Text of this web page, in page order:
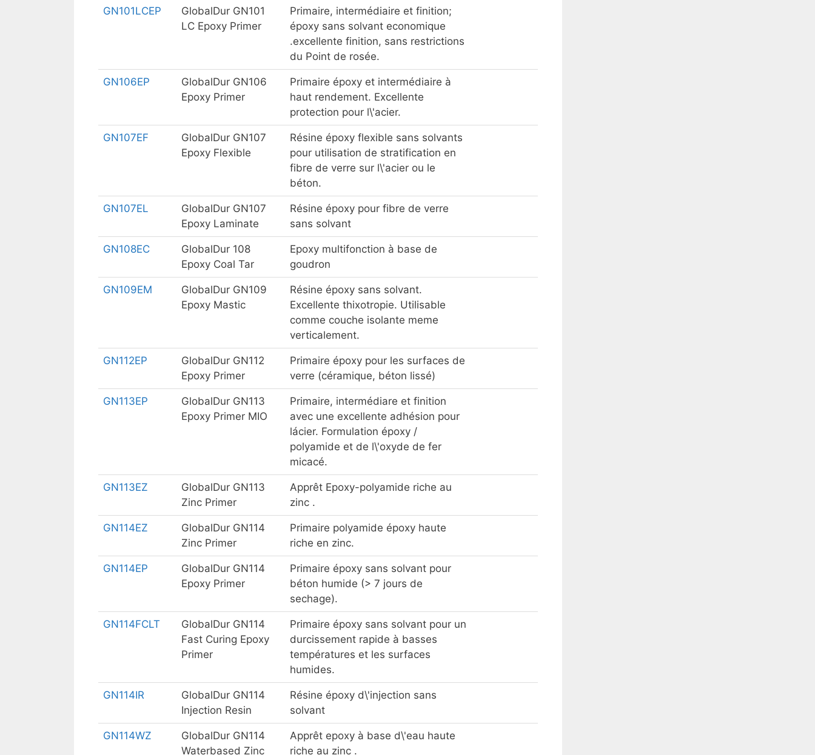
GN101LCEP
GlobalDur GN101
LC Epoxy Primer
Primaire, intermédiaire et finition;
époxy sans solvant economique
.excellente finition, sans restrictions
du Point de rosée.
GN106EP
GlobalDur GN106
Epoxy Primer
Primaire époxy et intermédiaire à
haut rendement. Excellente
protection pour l\'acier.
GN107EF
GlobalDur GN107
Epoxy Flexible
Résine époxy flexible sans solvants
pour utilisation de stratification en
fibre de verre sur l\'acier ou le
béton.
GN107EL
GlobalDur GN107
Epoxy Laminate
Résine époxy pour fibre de verre
sans solvant
GN108EC
GlobalDur 108
Epoxy Coal Tar
Epoxy multifonction à base de
goudron
GN109EM
GlobalDur GN109
Epoxy Mastic
Résine époxy sans solvant.
Excellente thixotropie. Utilisable
comme couche isolante meme
verticalement.
GN112EP
GlobalDur GN112
Epoxy Primer
Primaire époxy pour les surfaces de
verre (céramique, béton lissé)
GN113EP
GlobalDur GN113
Epoxy Primer MIO
Primaire, intermédiare et finition
avec une excellente adhésion pour
lácier. Formulation époxy /
polyamide et de l\'oxyde de fer
micacé.
GN113EZ
GlobalDur GN113
Zinc Primer
Apprêt Epoxy-polyamide riche au
zinc .
GN114EZ
GlobalDur GN114
Zinc Primer
Primaire polyamide époxy haute
riche en zinc.
GN114EP
GlobalDur GN114
Epoxy Primer
Primaire époxy sans solvant pour
béton humide (> 7 jours de
sechage).
GN114FCLT
GlobalDur GN114
Fast Curing Epoxy
Primer
Primaire époxy sans solvant pour un
durcissement rapide à basses
températures et les surfaces
humides.
GN114IR
GlobalDur GN114
Injection Resin
Résine époxy d\'injection sans
solvant
GN114WZ
GlobalDur GN114
Waterbased Zinc
Apprêt epoxy à base d\'eau haute
riche au zinc .